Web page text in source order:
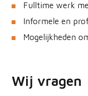
Fulltime werk
Informele en
Mogelijkheden
Wij vragen